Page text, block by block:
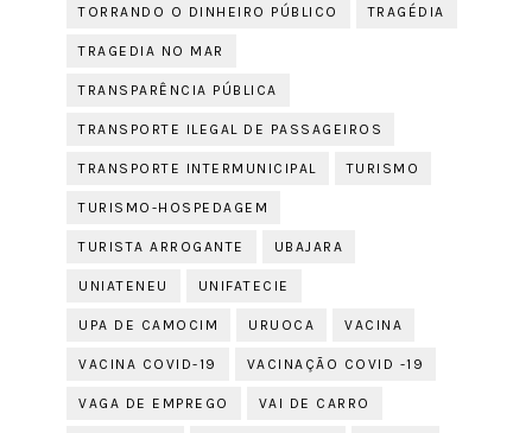
TORRANDO O DINHEIRO PÚBLICO TRAGÉDIA
TRAGEDIA NO MAR
TRANSPARÊNCIA PÚBLICA
TRANSPORTE ILEGAL DE PASSAGEIROS
TRANSPORTE INTERMUNICIPAL TURISMO
TURISMO-HOSPEDAGEM
TURISTA ARROGANTE UBAJARA
UNIATENEU UNIFATECIE
UPA DE CAMOCIM URUOCA VACINA
VACINA COVID-19 VACINAÇÃO COVID -19
VAGA DE EMPREGO VAI DE CARRO